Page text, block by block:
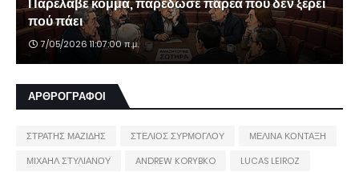
Παρέλαβε κόμμα, παρέδωσε παρέα που δεν ξέρει
πού πάει
7/05/2026 11:07:00 π.μ.
ΑΡΘΡΟΓΡΑΦΟΙ
ΣΤΡΑΤΗΣ ΜΑΖΙΔΗΣ ΣΤΕΛΙΟΣ ΣΥΡΜΟΓΛΟΥ
ΜΕΛΙΝΑ ΚΟΝΤΑΞΗ
ΜΙΧΑΗΛ ΣΤΥΛΙΑΝΟΥ
ANDREW KORYBKO
LUCAS LEIROZ